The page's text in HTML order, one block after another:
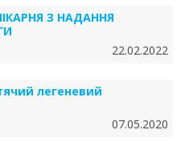
З НАДАННЯ
22.02.2022
легеневий
07.05.2020